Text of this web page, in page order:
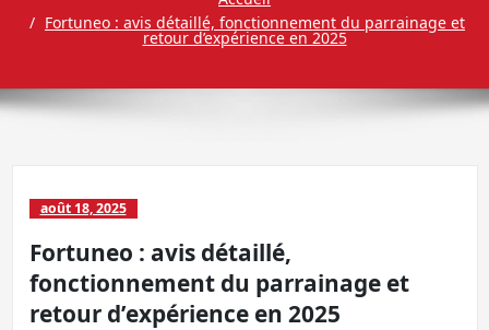
Fortuneo : avis détaillé, fonctionnement du parrainage et
retour d’expérience en 2025
août 18, 2025
Fortuneo : avis détaillé,
fonctionnement du parrainage et
retour d’expérience en 2025